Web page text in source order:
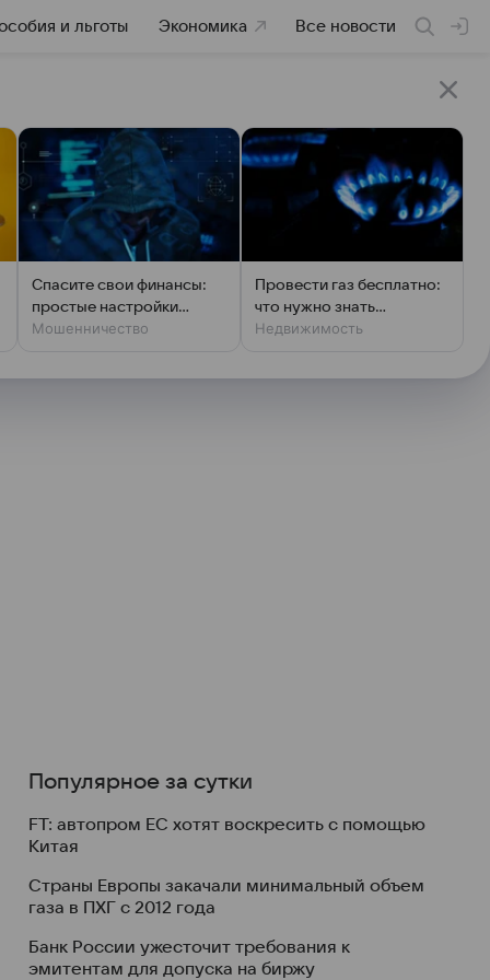
и льготы Экономика Все новости
Популярное за сутки
FT: автопром ЕС хотят воскресить с помощью
Китая
Страны Европы закачали минимальный объем
газа в ПХГ с 2012 года
Банк России ужесточит требования к
эмитентам для допуска на биржу
Спасите свои финансы:
простые настройки
против мошенников
Мошенничество
Провести газ бесплатно:
что нужно знать
владельцам дач
Недвижимость